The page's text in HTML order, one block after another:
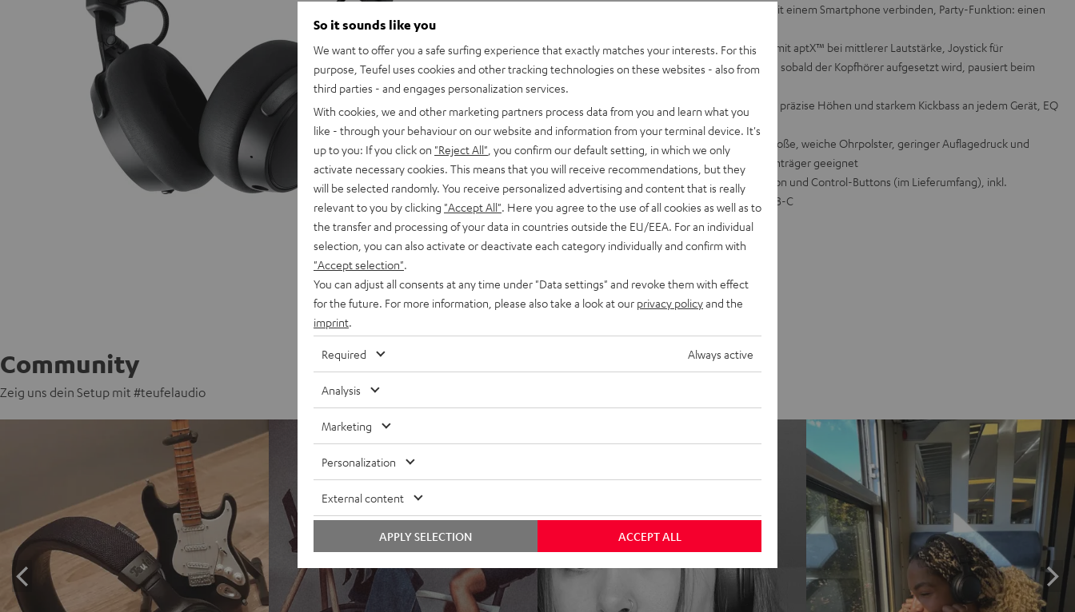
ShareMe-Funktion: zwei Kopfhörer kabellos mit einem Smartphone verbinden, Party-Funktion: einen
Laufzeiten von bis zu 30 Stunden, 25 Stunden mit aptX™ bei mittlerer Lautstärke, Joystick für
Musiksteuerung, On-Ear-Detection: spielt los, sobald der Kopfhörer aufgesetzt wird, pausiert beim
abnehmen
Linear-HD-Treiber mit Neodym-Magneten für präzise Höhen und starkem Kickbass an jedem Gerät, EQ
und weitere Einstellungen über Teufel Go App
Stabiler, faltbarer Kopfbügel aus Federstahl, große, weiche Ohrpolster, geringer Auflagedruck und
geringes Gewicht für lange Hörsessions, Brillenträger geeignet
Auch per Kabel anschließbar, Kabel mit Mikrofon und Control-Buttons (im Lieferumfang), inkl.
Transporttasche, Schnellladefunktion über USB-C
Community
Zeig uns dein Setup mit #teufelaudio
So it sounds like you
We want to offer you a safe surfing experience that exactly matches your interests. For this
purpose, Teufel uses cookies and other tracking technologies on these websites - also from
third parties - and engages personalization services.
With cookies, we and other marketing partners process data from you and learn what you
like - through your behaviour on our website and information from your terminal device. It's
up to you: If you click on "Reject All" , you confirm our default setting, in which we only
activate necessary cookies. This means that you will receive recommendations, but they
will be selected randomly. You receive personalized advertising and content that is really
relevant to you by clicking "Accept All" . Here you agree to the use of all cookies as well as to
the transfer and processing of your data in countries outside the EU/EEA. For an individual
selection, you can also activate or deactivate each category individually and confirm with
"Accept selection"
You can adjust all consents at any time under "Data settings" and revoke them with effect
for the future. For more information, please also take a look at our privacy policyand the
imprint
Required Always active
Analysis
Marketing
Personalization
External content
ACCEPT ALL
APPLY SELECTION